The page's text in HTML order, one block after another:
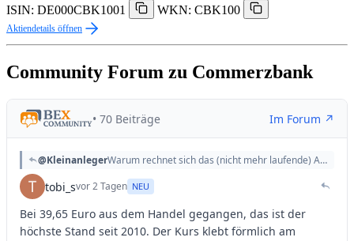
ISIN: DE000CBK1001
WKN: CBK100
Aktiendetails öffnen
Community Forum zu Commerzbank